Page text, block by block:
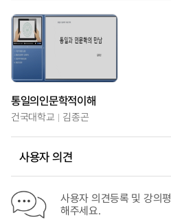
통일의인문학적이해
건국대학교 김종곤
사용자 의견
사용자 의견등록 및 강의
해주세요.